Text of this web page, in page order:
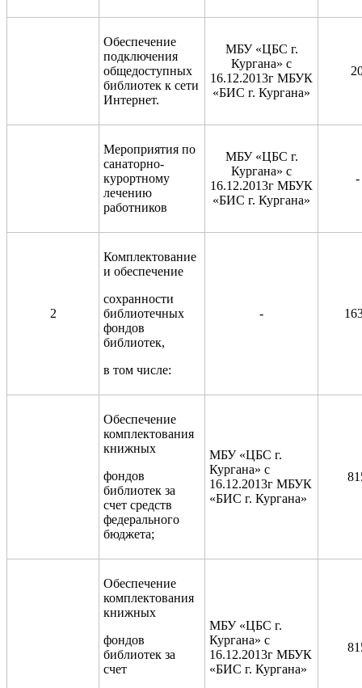
Обеспечение
подключения
общедоступных
библиотек к сети
Интернет.
МБУ «ЦБС г.
Кургана» с
16.12.2013г МБУК
«БИС г. Кургана»
Мероприятия по
санаторно-
курортному
лечению
работников
МБУ «ЦБС г.
Кургана» с
16.12.2013г МБУК
«БИС г. Кургана»
-
2
Комплектование
и обеспечение
сохранности
библиотечных
фондов
библиотек,
в том числе:
-
Обеспечение
комплектования
книжных
фондов
библиотек за
счет средств
федерального
бюджета;
МБУ «ЦБС г.
Кургана» с
16.12.2013г МБУК
«БИС г. Кургана»
Обеспечение
комплектования
книжных
фондов
библиотек за
счет
МБУ «ЦБС г.
Кургана» с
16.12.2013г МБУК
«БИС г. Кургана»